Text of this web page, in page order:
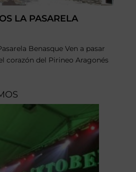
LA PASARELA
Benasque Ven a pasar
corazón del Pirineo Aragonés